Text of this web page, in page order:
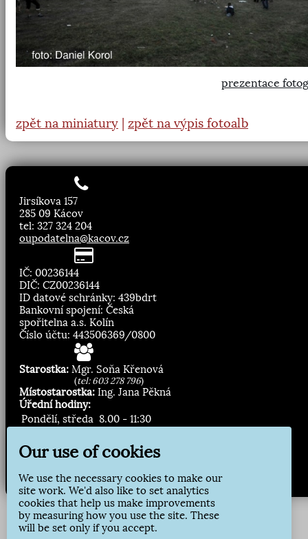
prezentace
zpět na miniatury zpět na výpis fotoalb
Jirsíkova 157
285 09 Kácov
tel: 327 324 204
oupodatelna@kacov.cz
IČ: 00236144
DIČ: CZ00236144
ID datové schránky: 439bdrt
Bankovní spojení: Česká
spořitelna a.s. Kolín
Číslo účtu: 443506369/0800
Starostka: Mgr. Soňa Křenová
(tel: 603 278 796)
Místostarostka: Ing. Jana Pěkná
Úřední hodiny:
Pondělí, středa 8.00 - 11:30
Přihlásit odběr
Our use of cookies
We use the necessary cookies to make our
site work. We'd also like to set analytics
cookies that help us make improvements
by measuring how you use the site. These
will be set only if you accept.